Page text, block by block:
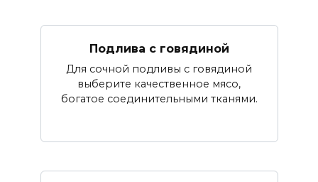
Подлива с говядиной
Для сочной подливы с говядиной
выберите качественное мясо,
богатое соединительными тканями.